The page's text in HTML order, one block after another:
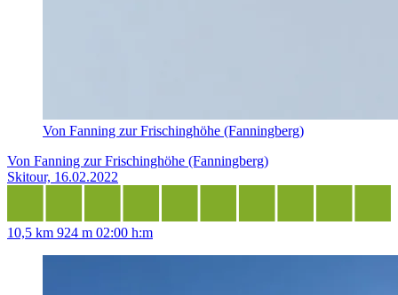
Von Fanning zur Frischinghöhe (Fanningberg)
Von Fanning zur Frischinghöhe (Fanningberg)
Skitour, 16.02.2022
10,5 km 924 m 02:00 h:m